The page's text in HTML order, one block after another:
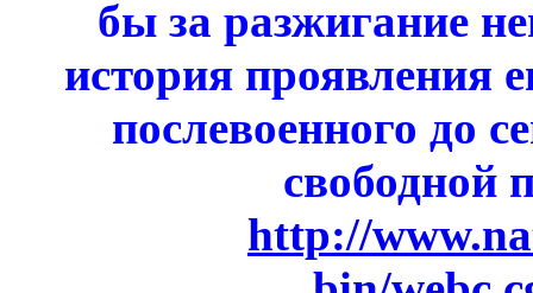
бы за разжигание
история проявления
послевоенного до
свободной
http://